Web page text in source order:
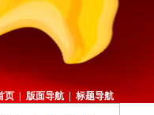
页 版面导航 标题导航